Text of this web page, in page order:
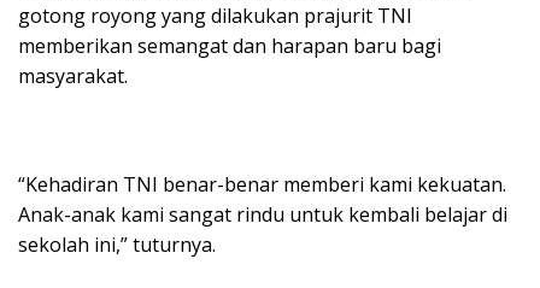
gotong royong yang dilakukan prajurit TNI
memberikan semangat dan harapan baru bagi
masyarakat.
“Kehadiran TNI benar-benar memberi kami kekuatan.
Anak-anak kami sangat rindu untuk kembali belajar di
sekolah ini,” tuturnya.